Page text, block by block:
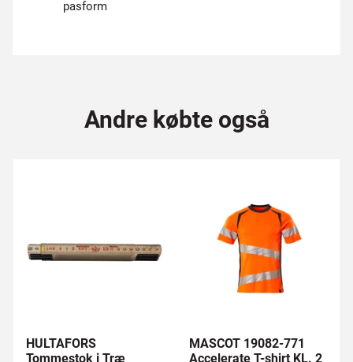
pasform
Andre købte også
HULTAFORS
Tommestok i Træ
MASCOT 19082-771
Accelerate T-shirt KL. 2